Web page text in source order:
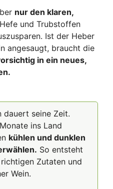
nur den klaren,
Hefe und Trubstoffen
Ist der Heber
angesaugt, braucht die
in ein neues,
dauert seine Zeit.
ins Land
kühlen und dunklen
So entsteht
Zutaten und
Wein.